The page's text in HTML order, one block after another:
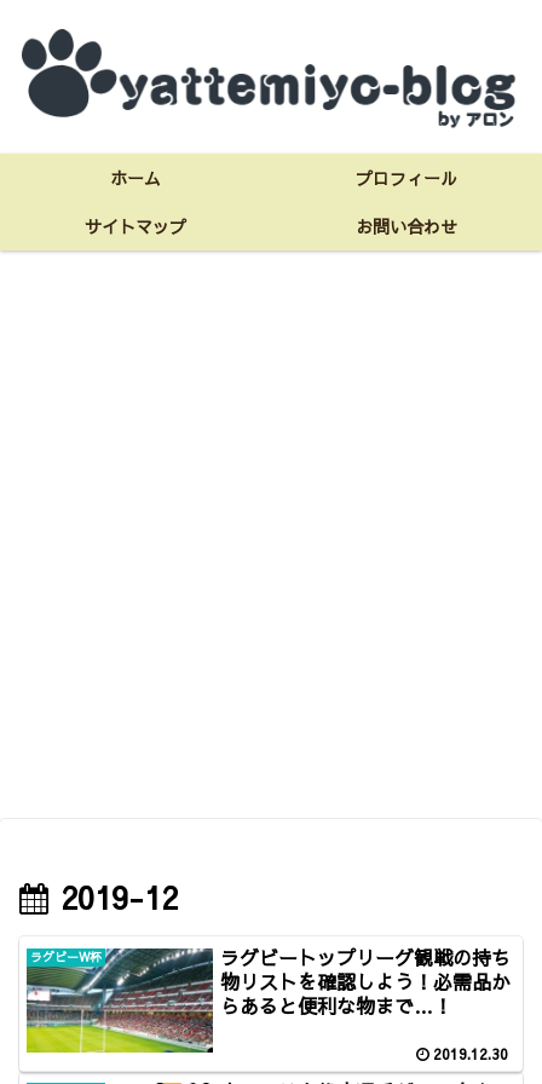
ホーム
プロフィール
サイトマップ
お問い合わせ
2019-12
ラグビーW杯
ラグビートップリーグ観戦の持ち
物リストを確認しよう！必需品か
らあると便利な物まで…！
2019.12.30